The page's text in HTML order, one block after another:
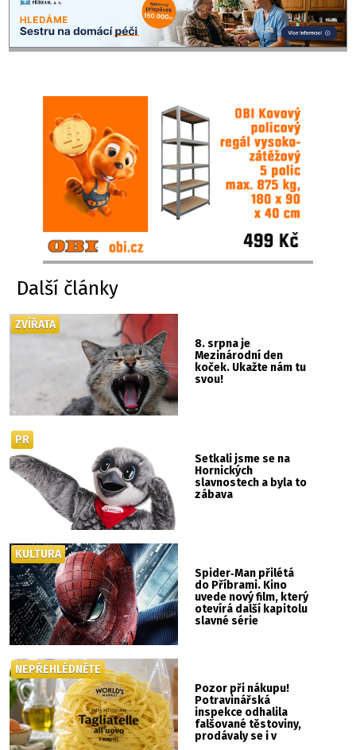
Další články
8. srpna je
Mezinárodní den
koček. Ukažte nám tu
svou!
ZVÍŘATA
Setkali jsme se na
Hornických
slavnostech a byla to
zábava
PR
Spider‑Man přilétá
do Příbrami. Kino
uvede nový film, který
otevírá další kapitolu
slavné série
KULTURA
Pozor při nákupu!
Potravinářská
inspekce odhalila
falšované těstoviny,
prodávaly se i v
NEPŘEHLÉDNĚTE